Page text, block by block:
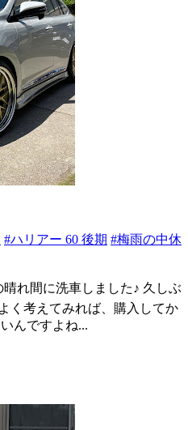
#ハリアー 60 後期 #梅雨の中休
れ間に洗車しました♪ 久しぶ
く考えてみれば、購入してか
んですよね...